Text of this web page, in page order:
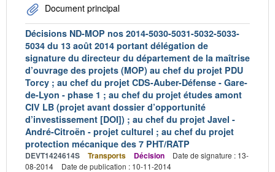
Document principal
Décisions ND-MOP nos 2014-5030-5031-5032-5033-
5034 du 13 août 2014 portant délégation de
signature du directeur du département de la maîtrise
d’ouvrage des projets (MOP) au chef du projet PDU
Torcy ; au chef du projet CDS-Auber-Défense - Gare-
de-Lyon - phase 1 ; au chef du projet études amont
CIV LB (projet avant dossier d’opportunité
d’investissement [DOI]) ; au chef du projet Javel -
André-Citroën - projet culturel ; au chef du projet
protection mécanique des 7 PHT/RATP
DEVT1424614S Transports Décision
Date de signature : 13-
08-2014
Date de publication : 10-11-2014